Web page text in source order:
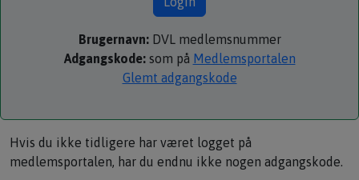
Brugernavn:DVL medlemsnummer
Adgangskode:som på Medlemsportalen
Glemt adgangskode
Hvis du ikke tidligere har været logget på
medlemsportalen, har du endnu ikke nogen adgangskode.